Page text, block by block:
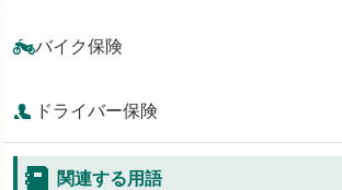
バイク保険
ドライバー保険
関連する用語